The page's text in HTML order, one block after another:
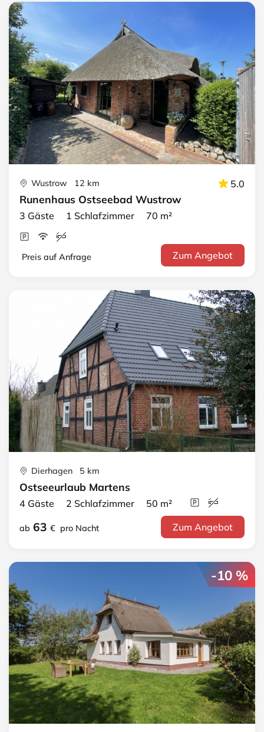
Wustrow 12 km 5.0
Runenhaus Ostseebad Wustrow
3 Gäste 1 Schlafzimmer 70 m²
Preis auf Anfrage Zum Angebot
Dierhagen 5 km
Ostseeurlaub Martens
4 Gäste 2 Schlafzimmer 50 m²
ab 63 € pro Nacht Zum Angebot
-10 %